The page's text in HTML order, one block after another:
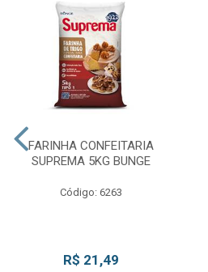
FARINHA CONFEITARIA
SUPREMA 5KG BUNGE
Código: 6263
R$ 21,49